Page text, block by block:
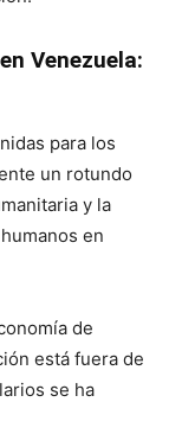
Venezuela:
para los
un rotundo
y la
en
de
está fuera de
se ha